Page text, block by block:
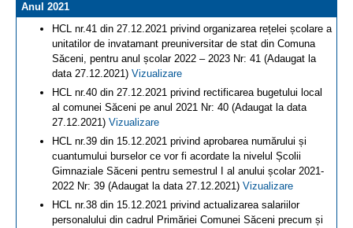
Anul 2021
HCL nr.41 din 27.12.2021 privind organizarea rețelei școlare a
unitatilor de invatamant preuniversitar de stat din Comuna
Săceni, pentru anul școlar 2022 – 2023 Nr: 41 (Adaugat la
data 27.12.2021) Vizualizare
HCL nr.40 din 27.12.2021 privind rectificarea bugetului local
al comunei Săceni pe anul 2021 Nr: 40 (Adaugat la data
27.12.2021) Vizualizare
HCL nr.39 din 15.12.2021 privind aprobarea numărului și
cuantumului burselor ce vor fi acordate la nivelul Școlii
Gimnaziale Săceni pentru semestrul I al anului școlar 2021-
2022 Nr: 39 (Adaugat la data 27.12.2021) Vizualizare
HCL nr.38 din 15.12.2021 privind actualizarea salariilor
personalului din cadrul Primăriei Comunei Săceni precum și